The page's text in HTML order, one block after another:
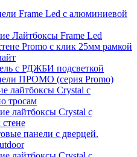
Frame Led с алюминиевой
Лайтбоксы Frame Led
Promo с клик 25мм рамкой
с РДЖБИ подсветкой
ПРОМО (серия Promo)
лайтбоксы Crystal с
тросам
лайтбоксы Crystal с
панели с дверцей.